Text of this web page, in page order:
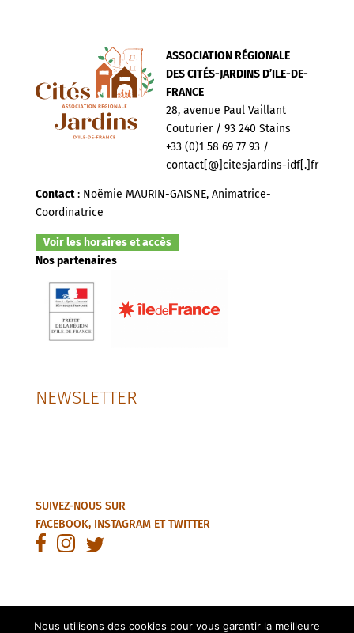
ASSOCIATION RÉGIONALE
DES CITÉS-JARDINS D’ILE-DE-
FRANCE
28, avenue Paul Vaillant
Couturier / 93 240 Stains
+33 (0)1 58 69 77 93 /
contact[@]citesjardins-idf[.]fr
Contact: Noëmie MAURIN-GAISNE, Animatrice-
Coordinatrice
Voir les horaires et accès
Nos partenaires
NEWSLETTER
SUIVEZ-NOUS SUR
FACEBOOK, INSTAGRAMETTWITTER
Nous utilisons des cookies pour vous garantir la meilleure